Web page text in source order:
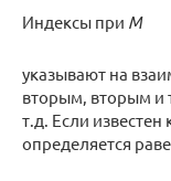
Индексы при М
указывают на
вторым, вторым и
т.д. Если
определяется